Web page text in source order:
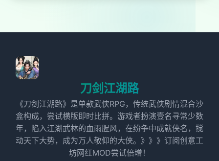
刀剑江湖路
《刀剑江湖路》是单款武侠RPG，传统武侠剧情混合沙
盒构成，尝试横版即时比拼。游戏者扮演壹名寻常少数
年，陷入江湖武林的血雨腥风，在纷争中成就侠名，搅
动天下大势，成为万人敬仰的大侠。》》》订阅创意工
坊网红MOD尝试倍增！